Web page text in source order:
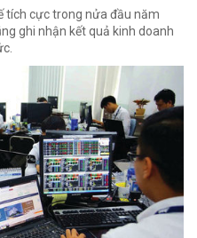
tích cực trong nửa đầu năm
ghi nhận kết quả kinh doanh